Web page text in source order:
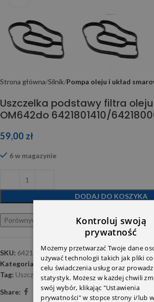
Strona główna Silnik Pompa oleju i układ
Uszczelka podstawy filtra
OM642do 6421801410/
59,00 zł
6 w magazynie
DODAJ DO KOSZYKA
Porównywarka Ulubione
SKU: 6421801410 USZCZELKA
Kategoria:
Pompa oleju i układ smarowania
Tag: Uszczelnienia-OM642
Share:
Kontroluj swoją
prywatność
Możemy przetwarzać Twoje dane
używać technologii takich jak pliki
celu świadczenia usług oraz
statystyk. Możesz w każdej chwili
swój wybór, klikając "Ustawienia
prywatności" w stopce strony i/lub w